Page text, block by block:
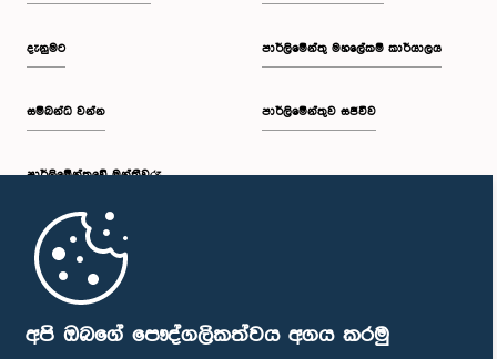
අපි ඔබගේ පෞද්ගලිකත්වය අගය කරමු
දැනුමට
සම්බන්ධ වන්න
පාර්ලි‌මේන්තුවේ මන්ත්‍රීවරු
මුල් පිටුව
පාර්ලිමේන්තු මහලේකම් කාර්යාලය
පාර්ලිමේන්තුව සජීවීව
පාර්ලිමේන්තු ජංගම යෙදුම